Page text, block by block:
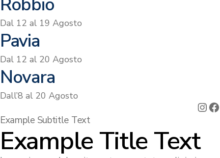
Dal 12 al 19 Agosto
Pavia
Dal 12 al 20 Agosto
Novara
Dall’8 al 20 Agosto
Example Subtitle Text
Example Title Text